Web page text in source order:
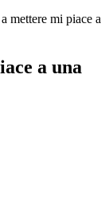
mettere mi piace a
a una